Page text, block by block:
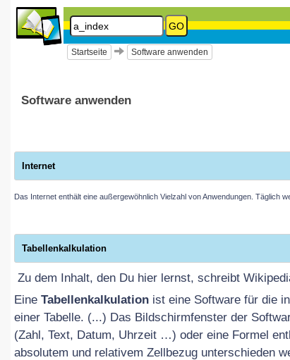
Informatik
Thema
a_index
aktualisiert
09.11.2019
LOGIN
Benutzer:
Passwort:
GO
Startseite Software anwenden
Software anwenden
Internet
Das Internet enthält eine außergewöhnlich Vielzahl von Anwendungen. Täglich
Tabellenkalkulation
Zu dem Inhalt, den Du hier lernst, schreibt
Eine Tabellenkalkulation ist eine Software für die
einer Tabelle. (...) Das Bildschirmfenster der
(Zahl, Text, Datum, Uhrzeit …) oder eine Formel
absolutem und relativem Zellbezug unterschieden